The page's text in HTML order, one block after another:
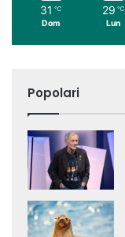
31 ℃
Dom
29 ℃
Lun
Popolari